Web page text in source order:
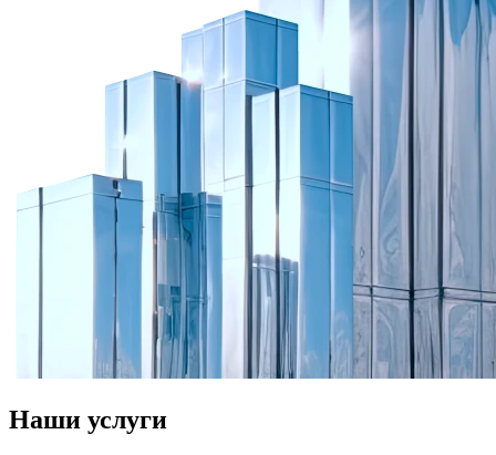
Наши услуги